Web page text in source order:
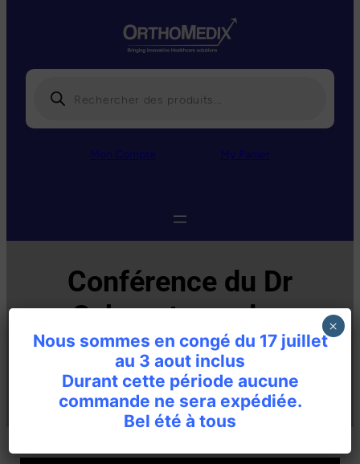
Mon Compte My Panier
Conférence du Dr
Schwartz sur les
bienfaits du bleu de
méthylène
Nous sommes en congé du 17 juillet
au 3 aout inclus
Durant cette période aucune
commande ne sera expédiée.
Bel été à tous
×